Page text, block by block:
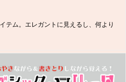
テム。エレガントに見えるし、何より